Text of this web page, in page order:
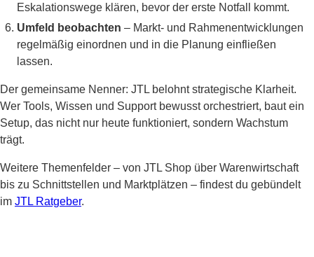
Eskalationswege klären, bevor der erste Notfall kommt.
Umfeld beobachten – Markt- und Rahmenentwicklungen
regelmäßig einordnen und in die Planung einfließen
lassen.
Der gemeinsame Nenner: JTL belohnt strategische Klarheit.
Wer Tools, Wissen und Support bewusst orchestriert, baut ein
Setup, das nicht nur heute funktioniert, sondern Wachstum
trägt.
Weitere Themenfelder – von JTL Shop über Warenwirtschaft
bis zu Schnittstellen und Marktplätzen – findest du gebündelt
im JTL Ratgeber.